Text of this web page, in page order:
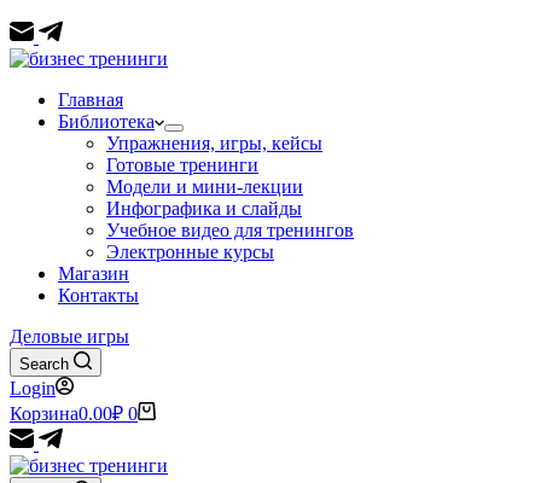
Главная
Библиотека
Упражнения, игры, кейсы
Готовые тренинги
Модели и мини-лекции
Инфографика и слайды
Учебное видео для тренингов
Электронные курсы
Магазин
Контакты
Деловые игры
Search
Login
Корзина0.00₽ 0